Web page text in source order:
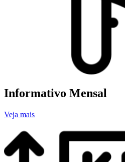
Informativo Mensal
Veja mais